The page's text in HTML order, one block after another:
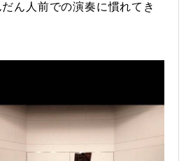
ん人前での演奏に慣れてき